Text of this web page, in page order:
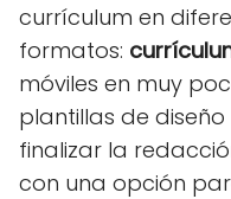
currículum en
formatos:
móviles en muy
plantillas de
finalizar la
con una opción